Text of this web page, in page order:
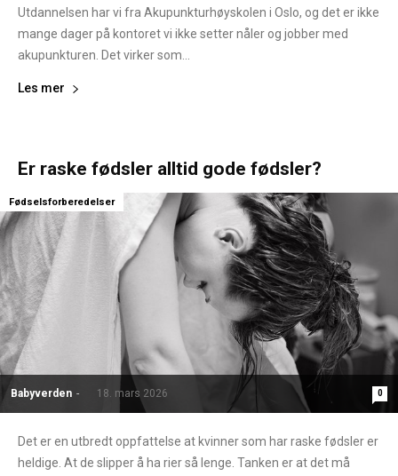
Utdannelsen har vi fra Akupunkturhøyskolen i Oslo, og det er ikke
mange dager på kontoret vi ikke setter nåler og jobber med
akupunkturen. Det virker som...
Les mer
Er raske fødsler alltid gode fødsler?
Babyverden - 18. mars 2026 0
Fødselsforberedelser
Det er en utbredt oppfattelse at kvinner som har raske fødsler er
heldige. At de slipper å ha rier så lenge. Tanken er at det må